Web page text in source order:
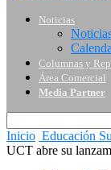
Noticias
Columnas y
Área Comercial
Media Partner
Inicio Educación
UCT abre su